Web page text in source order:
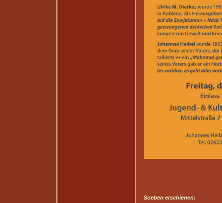
---
Soeben erschienen: